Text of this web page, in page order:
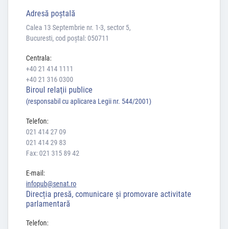
Adresă poştală
Calea 13 Septembrie nr. 1-3, sector 5,
Bucuresti, cod poștal: 050711
Centrala:
+40 21 414 1111
+40 21 316 0300
Biroul relaţii publice
(responsabil cu aplicarea Legii nr. 544/2001)
Telefon:
021 414 27 09
021 414 29 83
Fax: 021 315 89 42
E-mail:
infopub@senat.ro
Direcția presă, comunicare și promovare activitate
parlamentară
Telefon: